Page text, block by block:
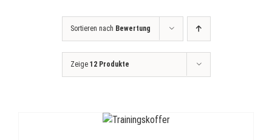
Sortieren nach Bewertung
Zeige 12 Produkte